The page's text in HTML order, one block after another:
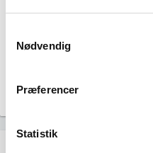
Nødvendig
Præferencer
Statistik
3.982